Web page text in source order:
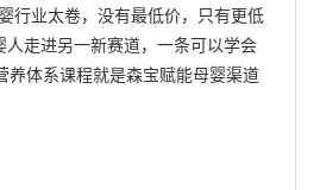
行业太卷，没有最低价，只有更低
人走进另一新赛道，一条可以学会
养体系课程就是森宝赋能母婴渠道